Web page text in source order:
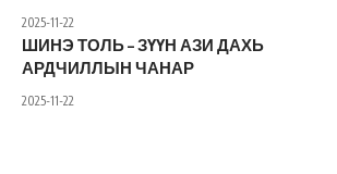
2025-11-22
ШИНЭ ТОЛЬ – ЗҮҮН АЗИ ДАХЬ
АРДЧИЛЛЫН ЧАНАР
2025-11-22